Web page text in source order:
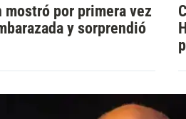
por primera vez
y sorprendió